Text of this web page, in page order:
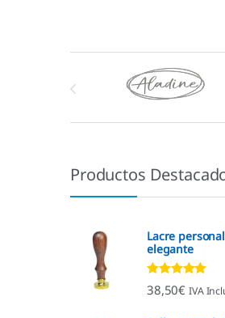
Marcas De Carrusel
Productos
Lacre
elegante
Valorado con
4.92de 5
38,50€ IVA